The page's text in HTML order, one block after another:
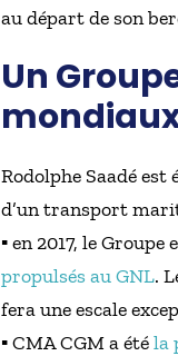
au départ de son
Un
Rodolphe Saadé est
d’un transport
▪ en 2017, le Groupe
propulsés au GNL.
fera une escale
▪ CMA CGM a étéla